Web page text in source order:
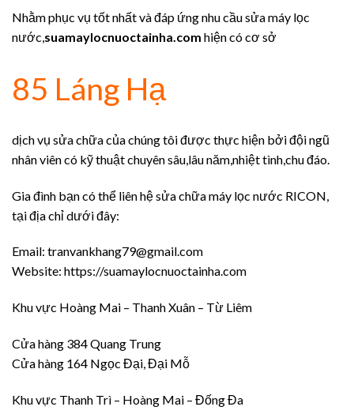
Nhằm phục vụ tốt nhất và đáp ứng nhu cầu sửa máy lọc
nước,suamaylocnuoctainha.com hiện có cơ sở
85 Láng Hạ
dịch vụ sửa chữa của chúng tôi được thực hiện bởi đội ngũ
nhân viên có kỹ thuật chuyên sâu,lâu năm,nhiệt tình,chu đáo.
Gia đình bạn có thể liên hệ sửa chữa máy lọc nước RICON,
tại địa chỉ dưới đây:
Email: tranvankhang79@gmail.com
Website: https://suamaylocnuoctainha.com
Khu vực Hoàng Mai – Thanh Xuân – Từ Liêm
Cửa hàng 384 Quang Trung
Cửa hàng 164 Ngọc Đại, Đại Mỗ
Khu vực Thanh Trì – Hoàng Mai – Đống Đa